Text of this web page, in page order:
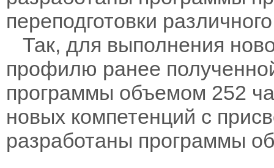
переподготовки
Так, для выполнения
профилю ранее
программы объемом 252
новых компетенций с
разработаны программы